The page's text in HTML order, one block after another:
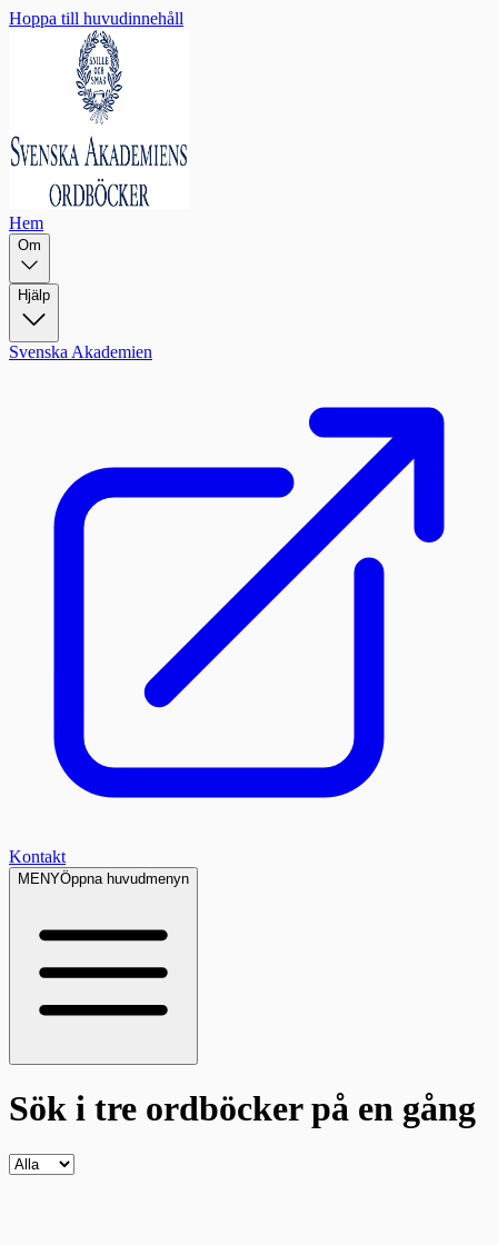
Hoppa till huvudinnehåll
Hem
Om
Hjälp
Svenska Akademien
Kontakt
MENYÖppna huvudmenyn
Sök i tre ordböckerpå en gång